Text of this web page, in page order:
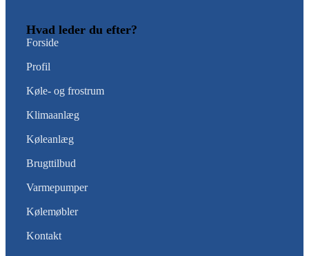
Hvad leder du efter?
Forside
Profil
Køle- og frostrum
Klimaanlæg
Køleanlæg
Brugttilbud
Varmepumper
Kølemøbler
Kontakt